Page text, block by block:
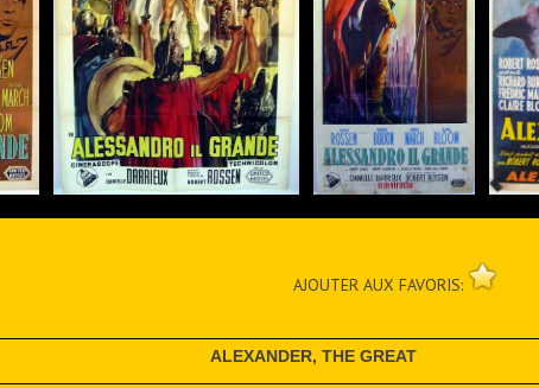
AJOUTER AUX FAVORIS:
ALEXANDER, THE GREAT